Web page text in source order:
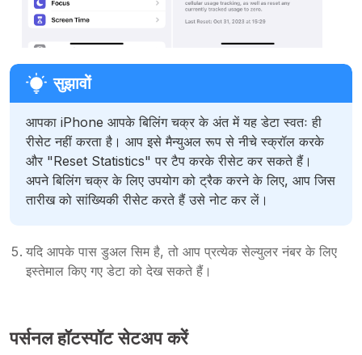
आपका iPhone आपके बिलिंग चक्र के अंत में यह डेटा स्वतः ही
रीसेट नहीं करता है। आप इसे मैन्युअल रूप से नीचे स्क्रॉल करके
और "Reset Statistics" पर टैप करके रीसेट कर सकते हैं।
अपने बिलिंग चक्र के लिए उपयोग को ट्रैक करने के लिए, आप जिस
तारीख को सांख्यिकी रीसेट करते हैं उसे नोट कर लें।
यदि आपके पास डुअल सिम है, तो आप प्रत्येक सेल्युलर नंबर के लिए
इस्तेमाल किए गए डेटा को देख सकते हैं।
पर्सनल हॉटस्पॉट सेटअप करें